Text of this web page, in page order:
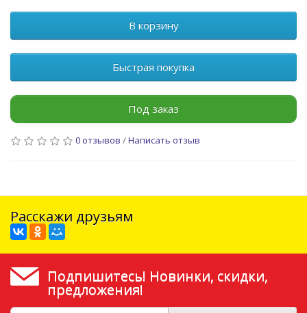
В корзину
Быстрая покупка
Под заказ
0 отзывов /Написать отзыв
Расскажи друзьям
Подпишитесь! Новинки, скидки,
предложения!